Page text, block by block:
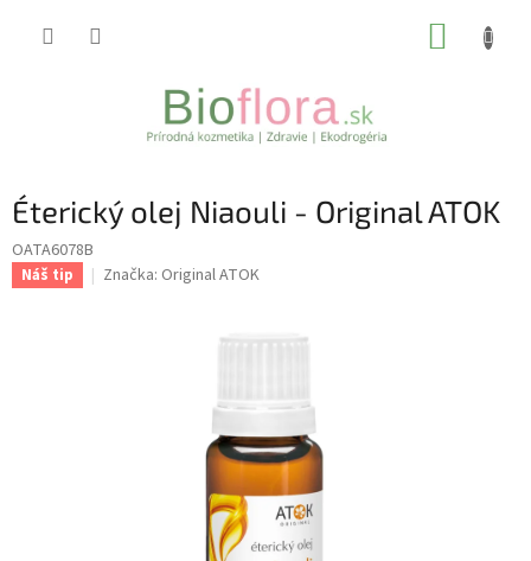
Éterický olej Niaouli - Original ATOK
OATA6078B
Náš tip Značka: Original ATOK